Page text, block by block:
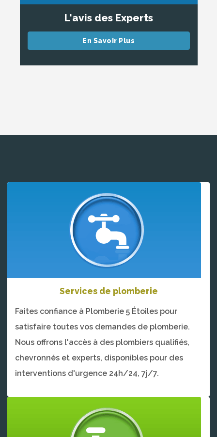
L'avis des Experts
En Savoir Plus
Services de plomberie
Faites confiance à Plomberie 5 Étoiles pour
satisfaire toutes vos demandes de plomberie.
Nous offrons l'accès à des plombiers qualifiés,
chevronnés et experts, disponibles pour des
interventions d'urgence 24h/24, 7j/7.